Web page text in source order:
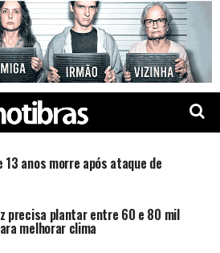
13 anos morre após ataque de
precisa plantar entre 60 e 80 mil
melhorar clima